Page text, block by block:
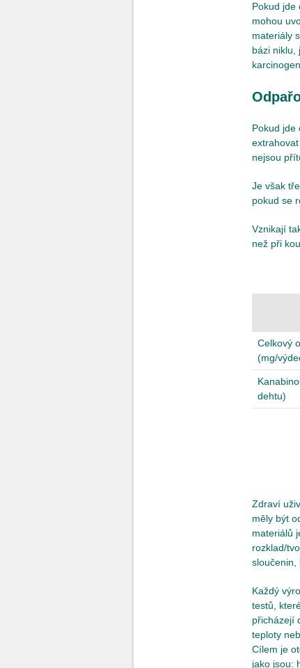
Pokud jde
mohou
materiály
bázi niklu,
Pokud jde
nejsou
Je však
pokud se
Vznikají
než při
Celkový
(mg/
dehtu)
Zdraví
měly být
materiálů
rozklad/
sloučenin,
Každý
testů,
přicházejí
teploty
Cílem je
jako jsou: